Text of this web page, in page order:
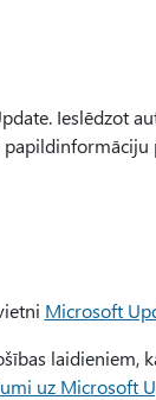
Ieslēdzot
Microsoft
laidieniem,
uz Microsoft